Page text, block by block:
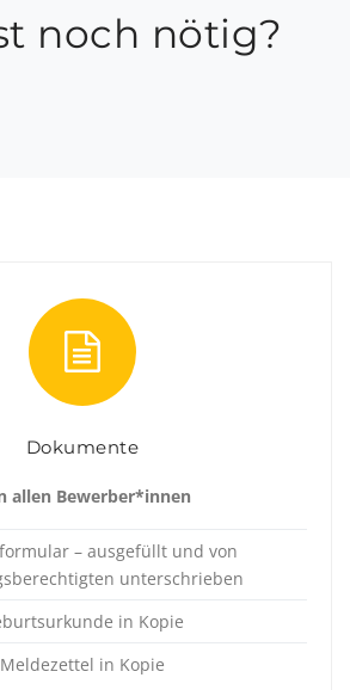
07289 86 46-504
noch nötig?
Dokumente
allen Bewerber*innen
– ausgefüllt und von
unterschrieben
in Kopie
Meldezettel in Kopie